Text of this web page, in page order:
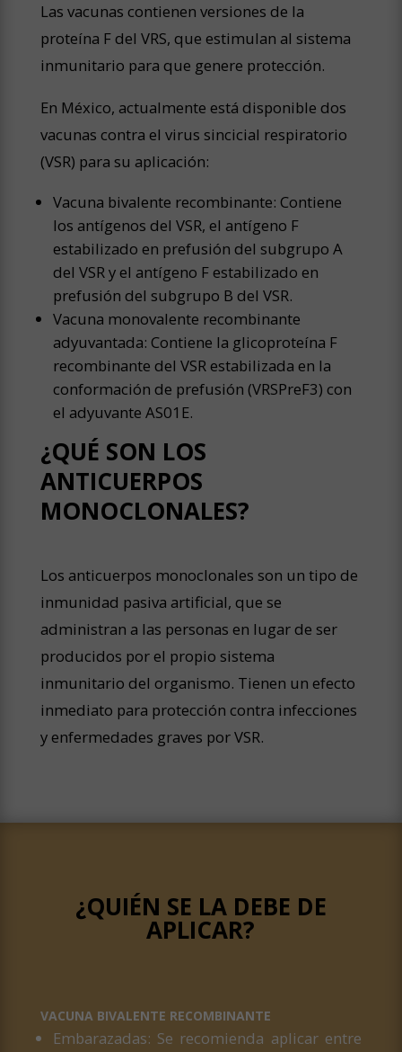
Las vacunas contienen versiones de la
proteína F del VRS, que estimulan al sistema
inmunitario para que genere protección.
En México, actualmente está disponible dos
vacunas contra el virus sincicial respiratorio
(VSR) para su aplicación:
Vacuna bivalente recombinante: Contiene
los antígenos del VSR, el antígeno F
estabilizado en prefusión del subgrupo A
del VSR y el antígeno F estabilizado en
prefusión del subgrupo B del VSR.
Vacuna monovalente recombinante
adyuvantada: Contiene la glicoproteína F
recombinante del VSR estabilizada en la
conformación de prefusión (VRSPreF3) con
el adyuvante AS01E.
¿QUÉ SON LOS
ANTICUERPOS
MONOCLONALES?
Los anticuerpos monoclonales son un tipo de
inmunidad pasiva artificial, que se
administran a las personas en lugar de ser
producidos por el propio sistema
inmunitario del organismo. Tienen un efecto
inmediato para protección contra infecciones
y enfermedades graves por VSR.
¿QUIÉN SE LA DEBE DE
APLICAR?
VACUNA BIVALENTE RECOMBINANTE
Embarazadas: Se recomienda aplicar entre